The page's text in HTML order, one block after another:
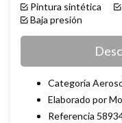
Pintura sintética
Baja presión
Categoría
Elaborado por
Referencia